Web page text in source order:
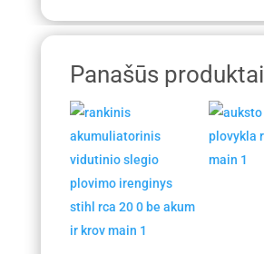
Panašūs produktai